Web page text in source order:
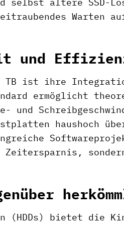
selbst ältere SSD-
Warten
und
TB ist ihre
ermöglicht
und
haushoch
Zeitersparnis,
bietet die